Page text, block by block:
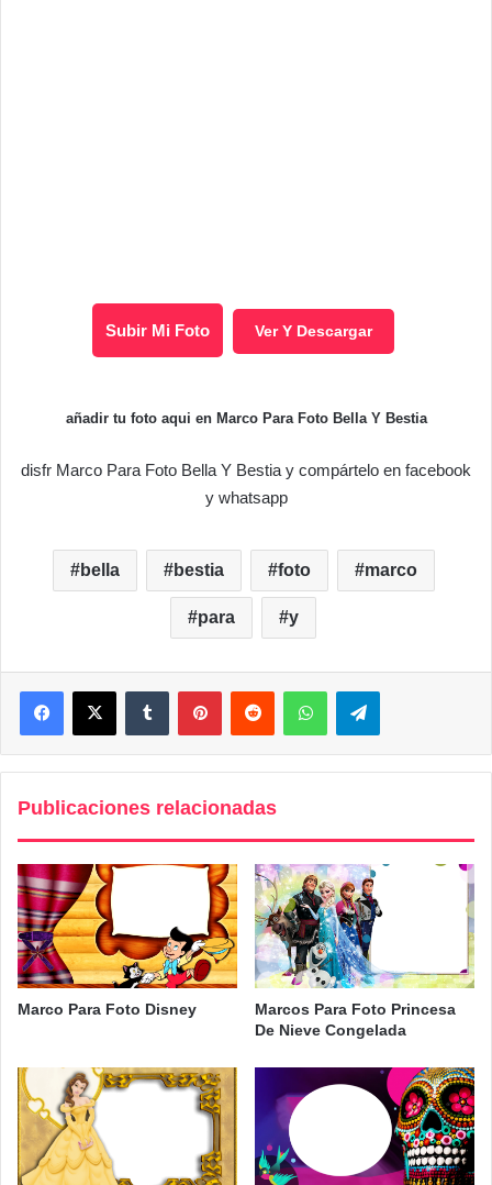
Subir Mi Foto Ver Y Descargar
añadir tu foto aqui en Marco Para Foto Bella Y Bestia
disfr Marco Para Foto Bella Y Bestia y compártelo en facebook
y whatsapp
bella bestia foto marco
para y
FacebookX Tumblr PinterestReddit WhatsAppTelegram
Publicaciones relacionadas
Marco Para Foto Disney
Marcos Para Foto Princesa
De Nieve Congelada